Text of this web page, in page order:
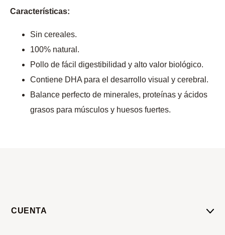
Características:
Sin cereales.
100% natural.
Pollo de fácil digestibilidad y alto valor biológico.
Contiene DHA para el desarrollo visual y cerebral.
Balance perfecto de minerales, proteínas y ácidos
grasos para músculos y huesos fuertes.
CUENTA